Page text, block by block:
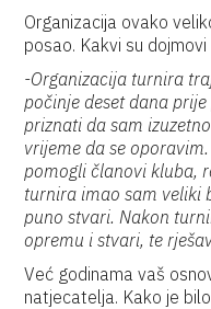
Organizacija ovako
posao. Kakvi su dojmovi
-Organizacija turnira
počinje deset dana
priznati da sam
vrijeme da se
pomogli članovi kluba,
turnira imao sam veliki
puno stvari. Nakon
opremu i stvari, te
Već godinama vaš
natjecatelja. Kako je